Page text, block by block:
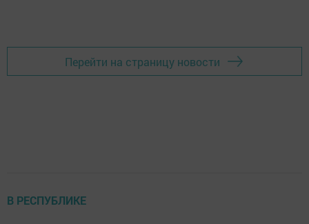
Перейти на страницу новости
В РЕСПУБЛИКЕ